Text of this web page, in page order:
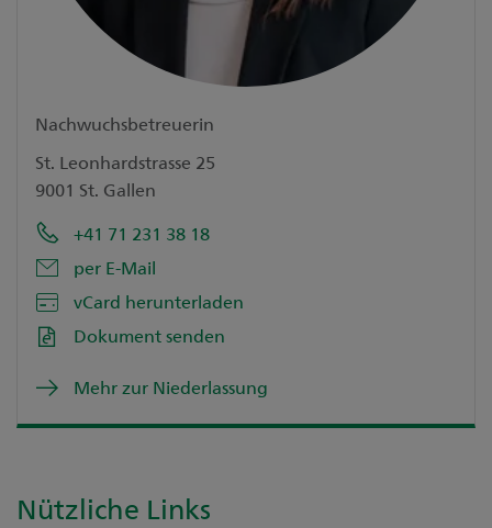
Nachwuchsbetreuerin
St. Leonhardstrasse 25
9001 St. Gallen
+41 71 231 38 18
per E-Mail
vCard herunterladen
Dokument senden
Mehr zur Niederlassung
Nützliche Links